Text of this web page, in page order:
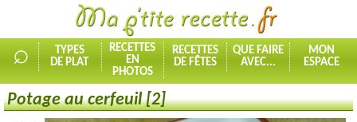
⌕
TYPES
DE PLAT
RECETTES
EN
PHOTOS
RECETTES
DE FÊTES
QUE FAIRE
AVEC...
MON
ESPACE
Potage au cerfeuil [2]